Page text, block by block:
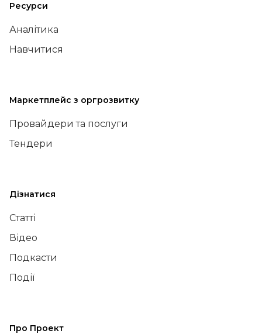
Ресурси
Аналітика
Навчитися
Маркетплейс з оргрозвитку
Провайдери та послуги
Тендери
Дізнатися
Статті
Відео
Подкасти
Події
Про Проект